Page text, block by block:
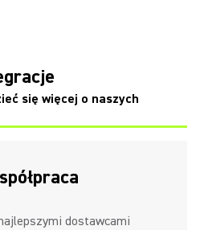
się więcej o naszych
dostawcami